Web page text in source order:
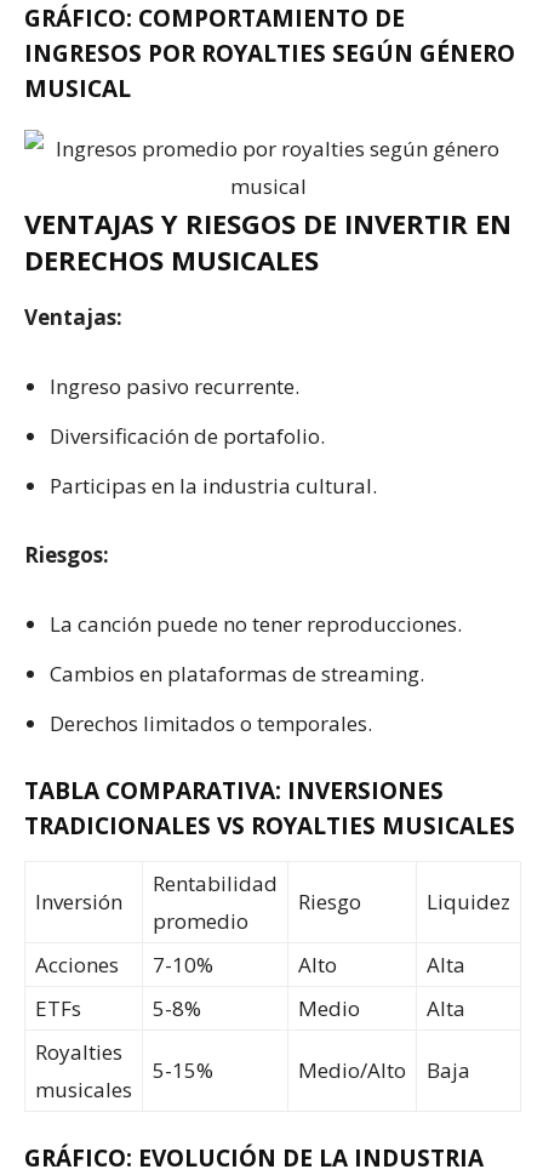
GRÁFICO: COMPORTAMIENTO DE
INGRESOS POR ROYALTIES SEGÚN GÉNERO
MUSICAL
VENTAJAS Y RIESGOS DE INVERTIR EN
DERECHOS MUSICALES
Ventajas:
Ingreso pasivo recurrente.
Diversificación de portafolio.
Participas en la industria cultural.
Riesgos:
La canción puede no tener reproducciones.
Cambios en plataformas de streaming.
Derechos limitados o temporales.
TABLA COMPARATIVA: INVERSIONES
TRADICIONALES VS ROYALTIES MUSICALES
Inversión
Rentabilidad
promedio
Riesgo Liquidez
Acciones 7-10% Alto
Alta
ETFs
5-8% Medio
Alta
Royalties
musicales
5-15% Medio/Alto Baja
GRÁFICO: EVOLUCIÓN DE LA INDUSTRIA